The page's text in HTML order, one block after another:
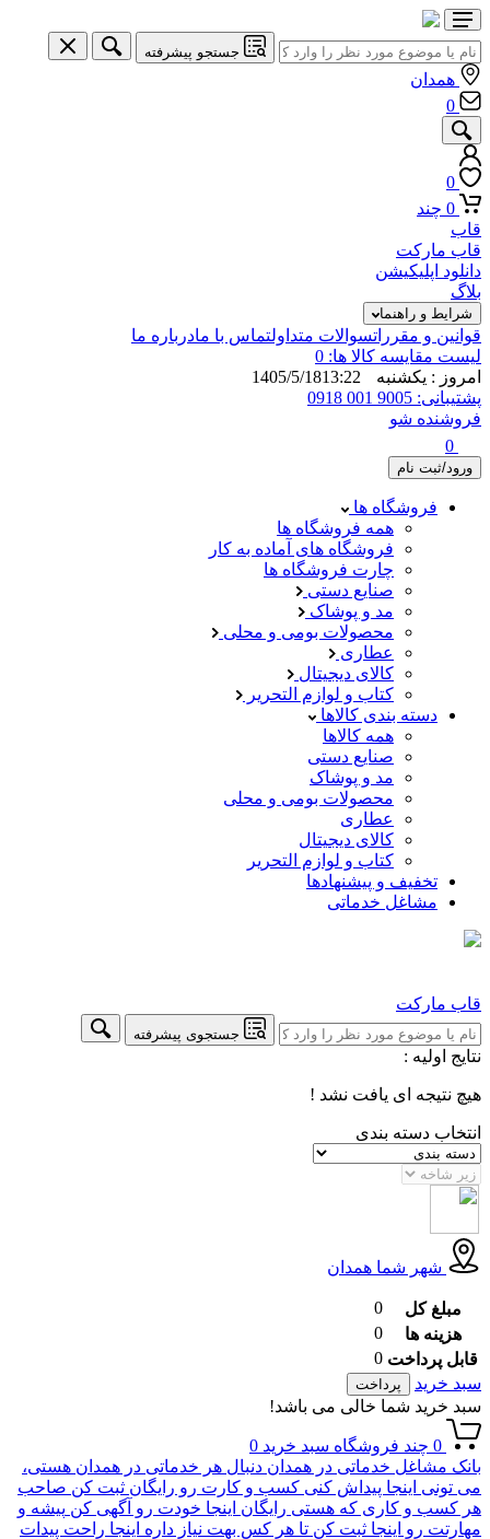
جستجو پیشرفته
همدان
0
0
0 چند
قاب
قاب مارکت
دانلود اپلیکیشن
بلاگ
شرایط و راهنما
قوانین و مقرراتسوالات متداولتماس با مادرباره ما
لیست مقایسه کالا ها: 0
امروز : يكشنبه 1405/5/18
13:22
پشتیبانی: 9005 001 0918
فروشنده شو
0
ورود/ثبت نام
فروشگاه ها
همه فروشگاه ها
فروشگاه های آماده به کار
چارت فروشگاه ها
صنایع دستی
مد و پوشاک
محصولات بومی و محلی
عطاری
کالای دیجیتال
کتاب و لوازم التحریر
دسته بندی کالاها
همه کالاها
صنایع دستی
مد و پوشاک
محصولات بومی و محلی
عطاری
کالای دیجیتال
کتاب و لوازم التحریر
تخفیف و پیشنهادها
مشاغل خدماتی
قاب مارکت
جستجوی پیشرفته
نتایج اولیه :
هیچ نتیجه ای یافت نشد !
انتخاب دسته بندی
شهر شما همدان
مبلغ کل
0
هزینه ها
0
قابل پرداخت 0
سبد خرید
پرداخت
سبد خرید شما خالی می باشد!
0 چند فروشگاه سبد خرید 0
بانک مشاغل خدماتی در همدان دنبال هر خدماتی در همدان هستی،
می تونی اینجا پیداش کنی کسب و کارت رو رایگان ثبت کن صاحب
هر کسب و کاری که هستی رایگان اینجا خودت رو آگهی کن پیشه و
مهارتت رو اینجا ثبت کن تا هر کس بهت نیاز داره اینجا راحت پیدات